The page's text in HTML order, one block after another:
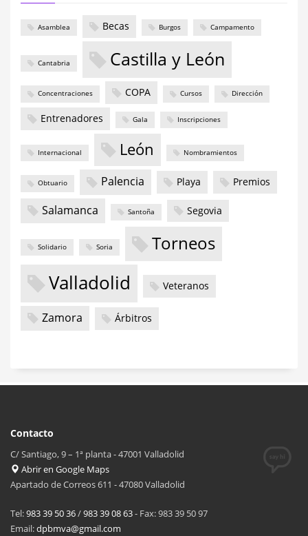
Asamblea Becas Burgos Campamento
Cantabria Castilla y León
Concentraciones COPA Cursos Dirección
Entrenadores Gala Inscripciones
Internacional León Nombramientos
Obtuario Palencia Playa Premios
Salamanca Santoña Segovia
Solidario Soria Torneos
Valladolid Veteranos
Zamora Árbitros
Contacto
C/ Santiago, 9 – 1ª planta - 47001 Valladolid
Abrir en Google Maps
Apartado de Correos 611 - 47080 Valladolid
Tel:983 39 50 36/983 39 08 63- Fax: 983 39 50 97
Email:dpbmva@gmail.com